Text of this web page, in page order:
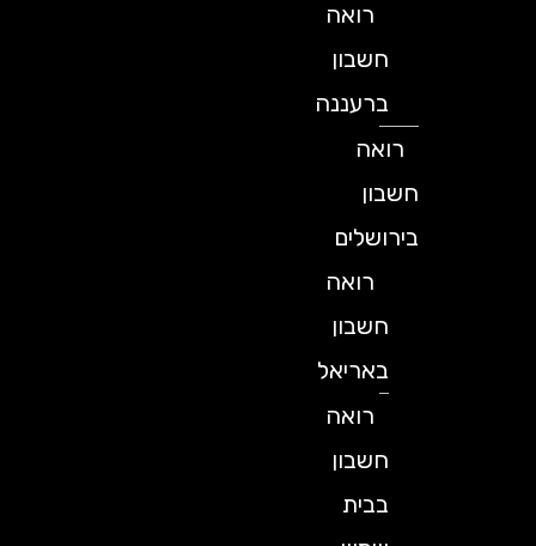
רואה
חשבון
ברעננה
רואה
חשבון
בירושלים
רואה
חשבון
באריאל
רואה
חשבון
בבית